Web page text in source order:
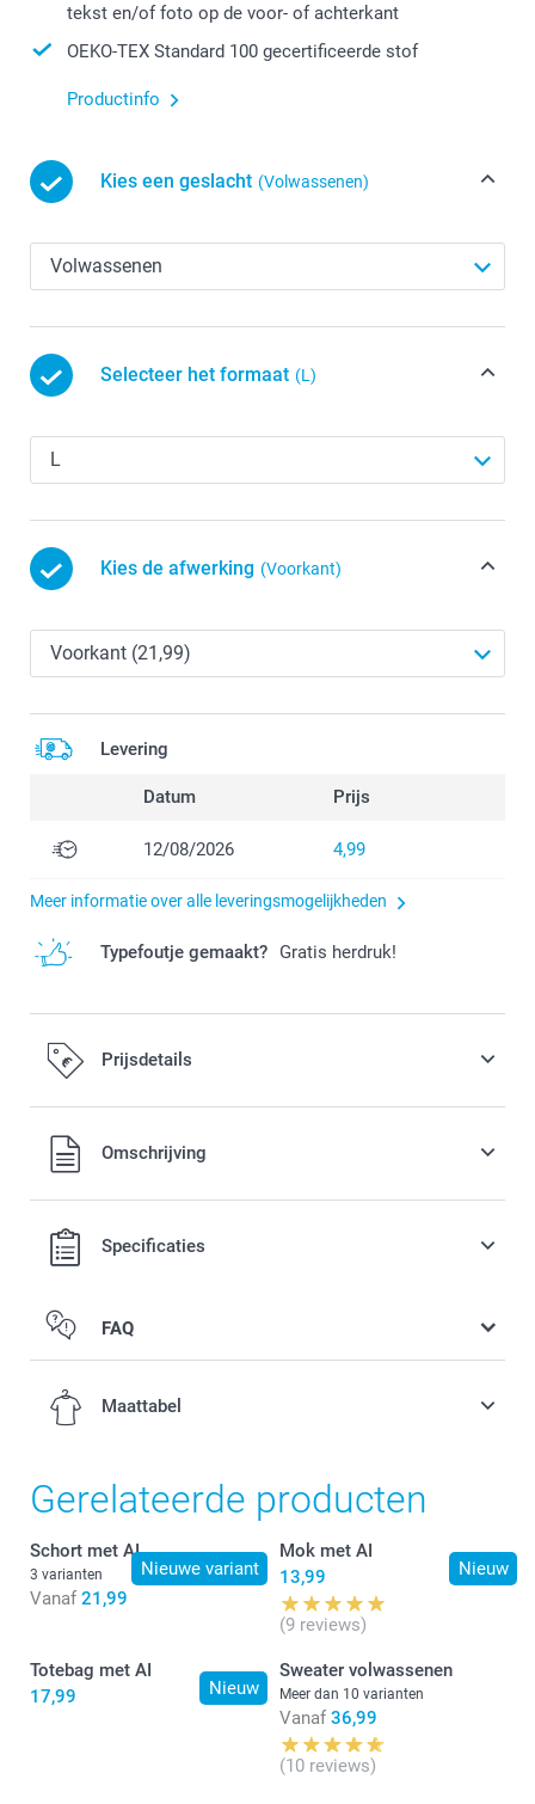
tekst en/of foto op de voor- of achterkant
OEKO-TEX Standard 100 gecertificeerde stof
Productinfo
Kies een geslacht (Volwassenen)
Selecteer het formaat (L)
Kies de afwerking (Voorkant)
Levering
Datum Prijs
12/08/2026 4,99
Meer informatie over alle leveringsmogelijkheden
Typefoutje gemaakt? Gratis herdruk!
Prijsdetails
Alle prijzen zijn in EURO (€) inclusief BTW en exclusief
verzendkosten.Omschrijving
Specificaties
FAQ
Maattabel
3-4 jaar
42,5 cm
33,5 cm
11,5 cm
5-6 jaar
45,5 cm
Gerelateerde producten
Nieuwe variant
Schort met AI
3 varianten
Vanaf 21,99
Nieuw
Mok met AI
13,99
(9 reviews)
Nieuw
Totebag met AI
17,99
Sweater volwassenen
Meer dan 10 varianten
Vanaf 36,99
(10 reviews)